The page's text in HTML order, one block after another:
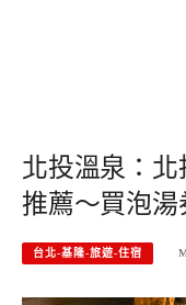
北投溫泉：
推薦～買泡湯
台北-基隆-旅遊-住宿